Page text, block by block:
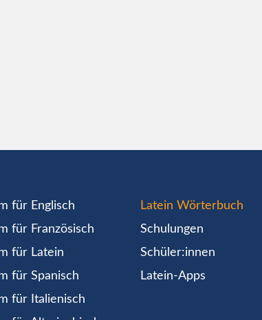
für Englisch
für Französisch
für Latein
für Spanisch
für Italienisch
Latein Wörterbuch
Schulungen
Schüler:innen
Latein-Apps